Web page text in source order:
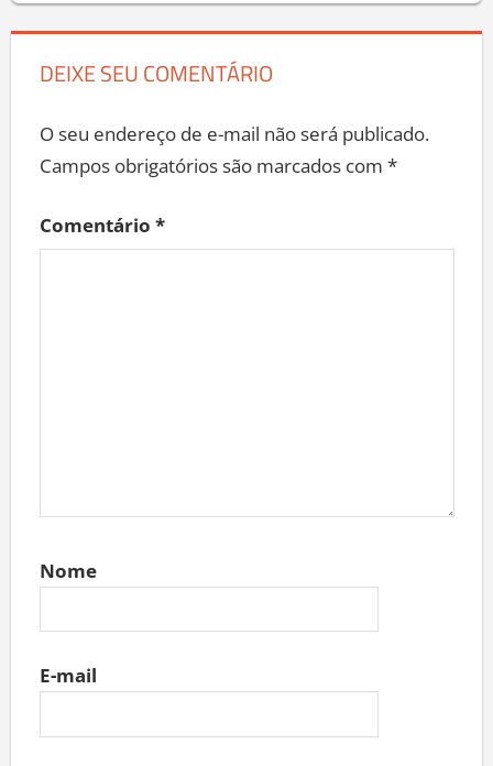
DEIXE SEU COMENTÁRIO
O seu endereço de e-mail não será publicado.
Campos obrigatórios são marcados com *
Comentário *
Nome
E-mail